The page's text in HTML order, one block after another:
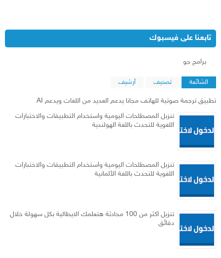
تابعنا على فيسبوك
‏برامج جو‏
الشائعة تصنيف أرشيف
تطبيق ترجمة صوتية للهاتف مجانا يدعم العديد من اللغات ويدعم AI
تنزبل المصطلحات اليومية واستخدام التطبيقات والاختبارات
اللغوية للتحدث باللغة الهولندية
تنزبل المصطلحات اليومية واستخدام التطبيقات والاختبارات
اللغوية للتحدث باللغة الألمانية
تنزيل اكثر من 100 محادثة هتعلمك الايطالية بكل سهولة خلال
دقائق